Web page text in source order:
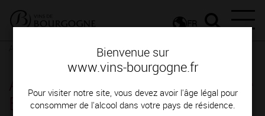
Bienvenue sur
www.vins-bourgogne.fr
Pour visiter notre site, vous devez avoir l'âge légal pour
consommer de l'alcool dans votre pays de résidence.
FR
Dernières nouvelles Dernières nouvelles détail
Actualités - Les Explorateurs de
Bourgogne, c'est quoi ?